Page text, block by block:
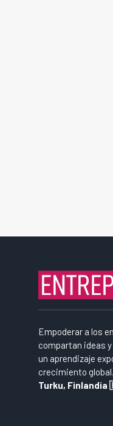
Empoderar a los
compartan ideas
un aprendizaje
crecimiento global.
Turku,